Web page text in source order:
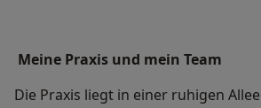
Meine Praxis und mein Team
Die Praxis liegt in einer ruhigen